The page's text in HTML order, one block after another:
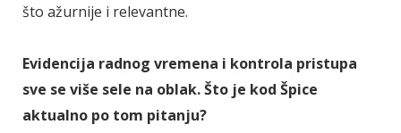
što ažurnije i relevantne.
Evidencija radnog vremena i kontrola pristupa
sve se više sele na oblak. Što je kod Špice
aktualno po tom pitanju?